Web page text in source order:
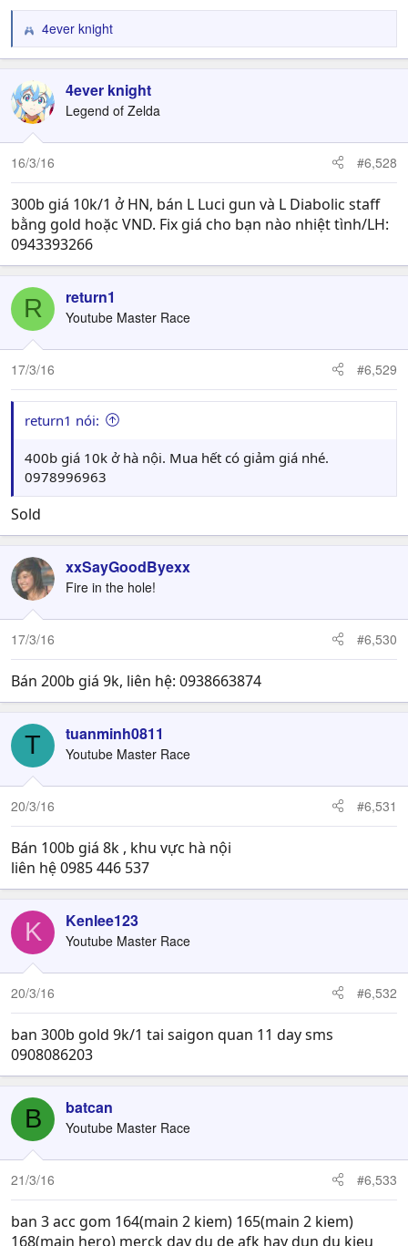
R
e
c
t
i
o
n
s
4ever knight
4ever knight
Legend of Zelda
16/3/16 #6,528
300b giá 10k/1 ở HN, bán L Luci gun và L Diabolic staff
bằng gold hoặc VND. Fix giá cho bạn nào nhiệt tình/LH:
0943393266
R return1
Youtube Master Race
17/3/16 #6,529
return1 nói:
400b giá 10k ở hà nội. Mua hết có giảm giá nhé.
0978996963
Sold
xxSayGoodByexx
Fire in the hole!
17/3/16 #6,530
Bán 200b giá 9k, liên hệ: 0938663874
T tuanminh0811
Youtube Master Race
20/3/16 #6,531
Bán 100b giá 8k , khu vực hà nội
liên hệ 0985 446 537
K Kenlee123
Youtube Master Race
20/3/16 #6,532
ban 300b gold 9k/1 tai saigon quan 11 day sms
0908086203
B batcan
Youtube Master Race
21/3/16 #6,533
ban 3 acc gom 164(main 2 kiem) 165(main 2 kiem)
168(main hero) merck day du de afk hay dun du kieu